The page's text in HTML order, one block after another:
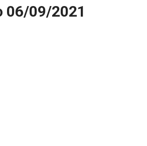
06/09/2021